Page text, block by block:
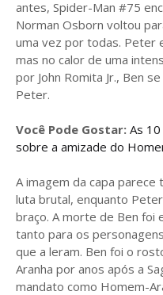
antes, Spider-Man #75
Norman Osborn voltou
uma vez por todas. Peter
mas no calor de uma
por John Romita Jr., Ben
Peter.
Você Pode Gostar: As
sobre a amizade do
A imagem da capa
luta brutal, enquanto
braço. A morte de Ben foi
tanto para os
que a leram. Ben foi o
Aranha por anos após a
mandato como Homem-